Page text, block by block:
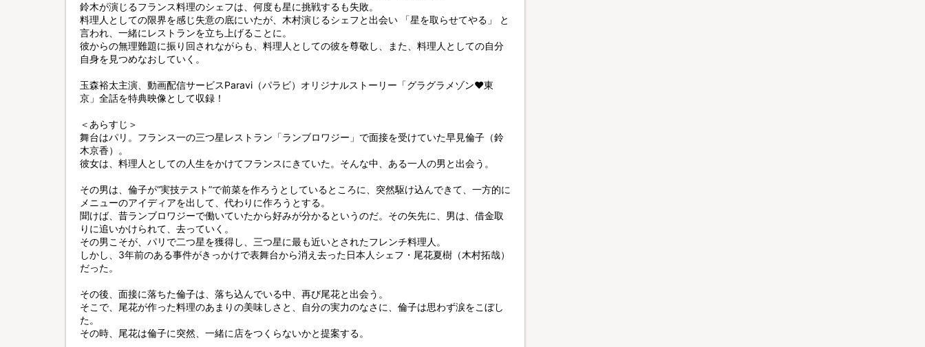
鈴木が演じるフランス料理のシェフは、何度も星に挑戦するも失敗。
料理人としての限界を感じ失意の底にいたが、木村演じるシェフと出会い 「星を取らせてやる」 と
言われ、一緒にレストランを立ち上げることに。
彼からの無理難題に振り回されながらも、料理人としての彼を尊敬し、また、料理人としての自分
自身を見つめなおしていく。
玉森裕太主演、動画配信サービスParavi（パラビ）オリジナルストーリー「グラグラメゾン♥東
京」全話を特典映像として収録！
＜あらすじ＞
舞台はパリ。フランス一の三つ星レストラン「ランブロワジー」で面接を受けていた早見倫子（鈴
木京香）。
彼女は、料理人としての人生をかけてフランスにきていた。そんな中、ある一人の男と出会う。
その男は、倫子が“実技テスト”で前菜を作ろうとしているところに、突然駆け込んできて、一方的に
メニューのアイディアを出して、代わりに作ろうとする。
聞けば、昔ランブロワジーで働いていたから好みが分かるというのだ。その矢先に、男は、借金取
りに追いかけられて、去っていく。
その男こそが、パリで二つ星を獲得し、三つ星に最も近いとされたフレンチ料理人。
しかし、3年前のある事件がきっかけで表舞台から消え去った日本人シェフ・尾花夏樹（木村拓哉）
だった。
その後、面接に落ちた倫子は、落ち込んでいる中、再び尾花と出会う。
そこで、尾花が作った料理のあまりの美味しさと、自分の実力のなさに、倫子は思わず涙をこぼし
た。
その時、尾花は倫子に突然、一緒に店をつくらないかと提案する。